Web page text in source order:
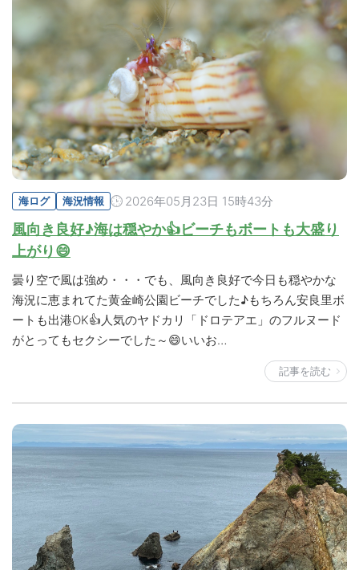
海ログ 海況情報 2026年05月23日 15時43分
風向き良好♪海は穏やか👍ビーチもボートも大盛り
上がり😄
曇り空で風は強め・・・でも、風向き良好で今日も穏やかな
海況に恵まれてた黄金崎公園ビーチでした♪もちろん安良里ボ
ートも出港OK👍人気のヤドカリ「ドロテアエ」のフルヌード
がとってもセクシーでした～😄いいお…
記事を読む